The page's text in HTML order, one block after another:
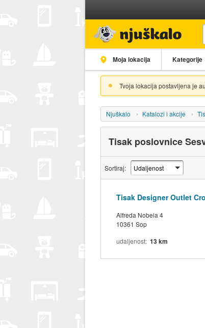
Moja lokacija Kategorije
Tvoja lokacija postavljena je
Njuškalo Katalozi i akcije
Tisak poslovnice
Sortiraj:
Tisak Designer Outlet
Alfreda Nobela 4
10361 Sop
udaljenost 13 km